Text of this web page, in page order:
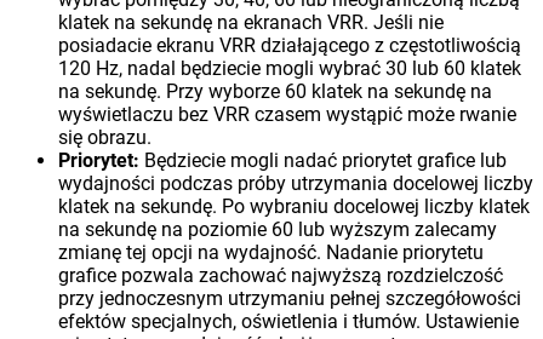
klatek na sekundę na ekranach VRR. Jeśli nie
posiadacie ekranu VRR działającego z częstotliwością
120 Hz, nadal będziecie mogli wybrać 30 lub 60 klatek
na sekundę. Przy wyborze 60 klatek na sekundę na
wyświetlaczu bez VRR czasem wystąpić może rwanie
się obrazu.
Priorytet: Będziecie mogli nadać priorytet grafice lub
wydajności podczas próby utrzymania docelowej liczby
klatek na sekundę. Po wybraniu docelowej liczby klatek
na sekundę na poziomie 60 lub wyższym zalecamy
zmianę tej opcji na wydajność. Nadanie priorytetu
grafice pozwala zachować najwyższą rozdzielczość
przy jednoczesnym utrzymaniu pełnej szczegółowości
efektów specjalnych, oświetlenia i tłumów. Ustawienie